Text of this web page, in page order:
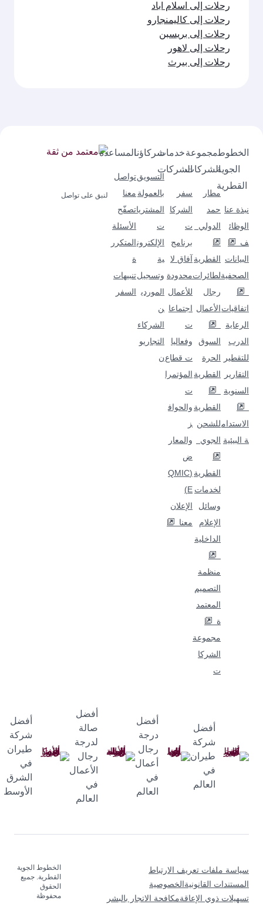
رحلات إلى اسلام اباد
رحلات إلى كاليمنجارو
رحلات إلى بريسبن
رحلات إلى لاهور
رحلات إلى بيرث
الخطوط
الجوية
القطرية
نبذة عنا
الوظائ
ف
البيانات
الصحفية
اتفاقيات
الرعاية
الدرب
للتقطير
التقارير
السنوية
الاستدام
ة البيئية
مجموعة
الشركات
مطار
حمد
الدولي
القطرية
لطائرات
رجال
الأعمال
السوق
الحرة
القطرية
القطرية
للشحن
الجوي
القطرية
لخدمات
وسائل
الإعلام
الداخلية
منظمة
التصميم
المعتمد
مجموعة
الشركا
خدمات
الشركات
سفر
الشركا
ت
برنامج
آفاق لا
محدودة
للأعمال
اجتماعا
وفعاليا
ت قطاع
المؤتمرا
والحواف
ز
والمعار
ض
(QMIC
E)
الإعلان
معنا
شركاؤنا
التسويق
بالعمولة
المشتريا
الإلكترون
ية
وتسجيل
الموردي
ن
الشركاء
التجاريو
ن
المساعدة
تواصل
معنا
تصفّح
الأسئلة
المتكرر
تنبيهات
السفر
لنبق على تواصل
أفضل
شركة
طيران
في
العالم
أفضل
درجة
رجال
أعمال
في
العالم
أفضل
صالة
لدرجة
رجال
الأعمال
في
العالم
أفضل
شركة
طيران
في
الشرق
الأوسط
سياسة ملفات تعريف الارتباط
المستندات القانونيةالخصوصية
تسهيلات ذوي الإعاقةمكافحة الاتجار بالبشر
الخطوط الجوية
القطرية. جميع
الحقوق
محفوظة